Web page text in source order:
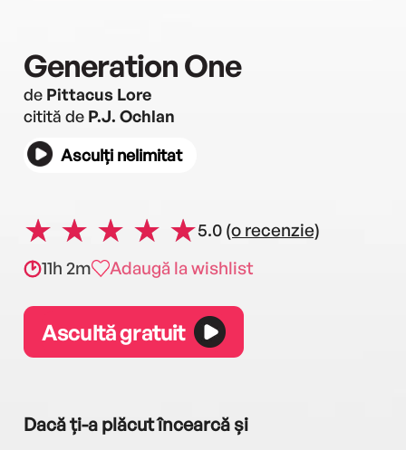
Generation One
de Pittacus Lore
citită de P.J. Ochlan
Asculți nelimitat
5.0 (o recenzie)
11h 2m
Adaugă la wishlist
Ascultă gratuit
Dacă ți-a plăcut încearcă și